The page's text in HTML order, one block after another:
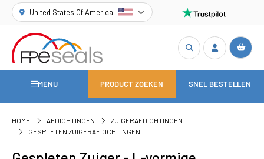
United States Of America
MENU PRODUCT ZOEKEN SNEL BESTELLEN
HOME AFDICHTINGEN
ZUIGERAFDICHTINGEN
GESPLETEN ZUIGERAFDICHTINGEN